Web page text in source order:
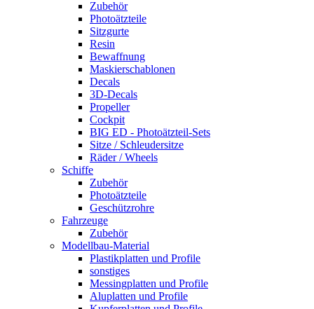
Zubehör
Photoätzteile
Sitzgurte
Resin
Bewaffnung
Maskierschablonen
Decals
3D-Decals
Propeller
Cockpit
BIG ED - Photoätzteil-Sets
Sitze / Schleudersitze
Räder / Wheels
Schiffe
Zubehör
Photoätzteile
Geschützrohre
Fahrzeuge
Zubehör
Modellbau-Material
Plastikplatten und Profile
sonstiges
Messingplatten und Profile
Aluplatten und Profile